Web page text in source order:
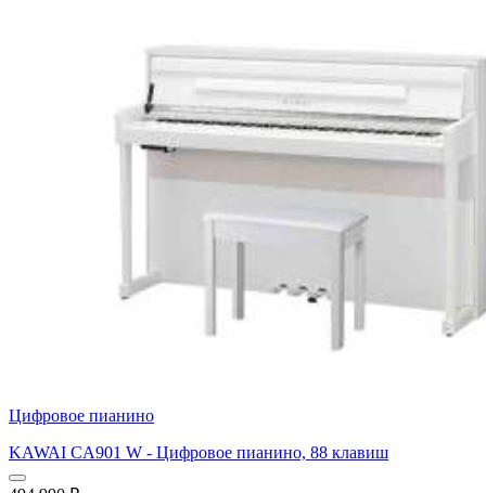
Цифровое пианино
KAWAI CA901 W - Цифровое пианино, 88 клавиш